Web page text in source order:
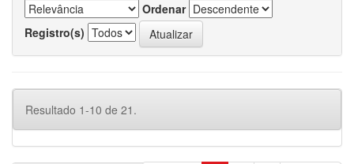
Ordenar
Registro(s)
Resultado 1-10 de 21.